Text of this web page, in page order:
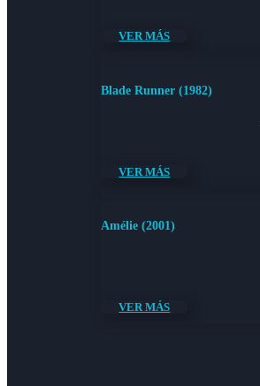
VER MÁS
Blade Runner (1982)
VER MÁS
Amélie (2001)
VER MÁS